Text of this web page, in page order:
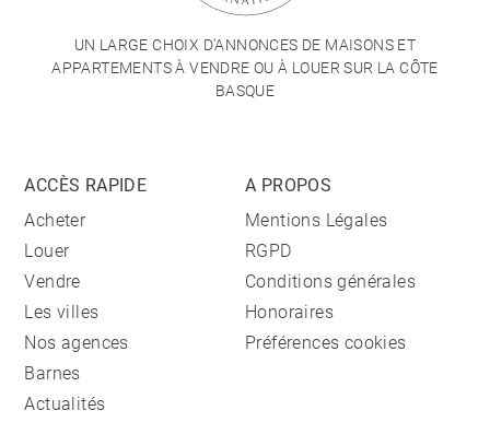
UN LARGE CHOIX D'ANNONCES DE MAISONS ET
APPARTEMENTS À VENDRE OU À LOUER SUR LA CÔTE
BASQUE
ACCÈS RAPIDE
Acheter
Louer
Vendre
Les villes
Nos agences
Barnes
Actualités
A PROPOS
Mentions Légales
RGPD
Conditions générales
Honoraires
Préférences cookies